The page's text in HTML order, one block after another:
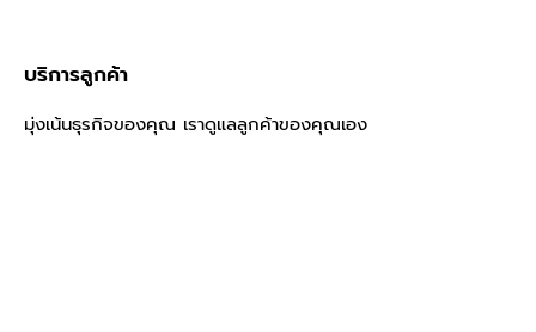
บริการลูกค้า
มุ่งเน้นธุรกิจของคุณ เราดูแลลูกค้าของคุณเอง